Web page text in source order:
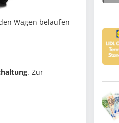
Wagen belaufen
. Zur